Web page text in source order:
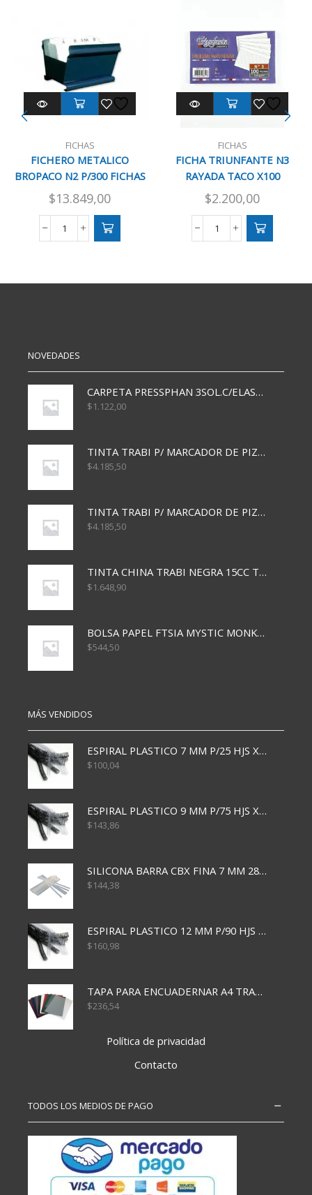
FICHAS
FICHERO METALICO
BROPACO N2 P/300 FICHAS
$13.849,00
FICHERO
P/300
FICHAS
FICHA TRIUNFANTE N3
RAYADA TACO X100
$2.200,00
FICHA
TACO
NOVEDADES
CARPETA PRESSPHAN 3SOL.C/ELAST MARRON A4 P01A
$1.122,00
TINTA TRABI P/ MARCADOR DE PIZARRA x30ml AZUL
$4.185,50
TINTA TRABI P/ MARCADOR DE PIZARRA x30ml ROJO
$4.185,50
TINTA CHINA TRABI NEGRA 15CC TR3460
$1.648,90
BOLSA PAPEL FTSIA MYSTIC MONKEY 14/08/20
$544,50
MÁS VENDIDOS
ESPIRAL PLASTICO 7 MM P/25 HJS X50x3000
$100,04
ESPIRAL PLASTICO 9 MM P/75 HJS X50X2400
$143,86
SILICONA BARRA CBX FINA 7 MM 28 CM
$144,38
ESPIRAL PLASTICO 12 MM P/90 HJS X50X1500
$160,98
TAPA PARA ENCUADERNAR A4 TRANSP x50x500
$236,54
Política de privacidad
Contacto
TODOS LOS MEDIOS DE PAGO